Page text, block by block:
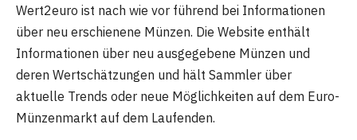
Wert2euro ist nach wie vor führend bei Informationen
über neu erschienene Münzen. Die Website enthält
Informationen über neu ausgegebene Münzen und
deren Wertschätzungen und hält Sammler über
aktuelle Trends oder neue Möglichkeiten auf dem Euro-
Münzenmarkt auf dem Laufenden.